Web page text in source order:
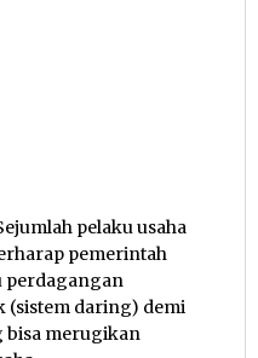
pelaku usaha
pemerintah
perdagangan
(sistem daring) demi
bisa merugikan